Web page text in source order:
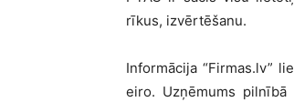
rīkus, izvērtēšanu.
Informācija “Firmas.lv”
eiro. Uzņēmums pilnībā